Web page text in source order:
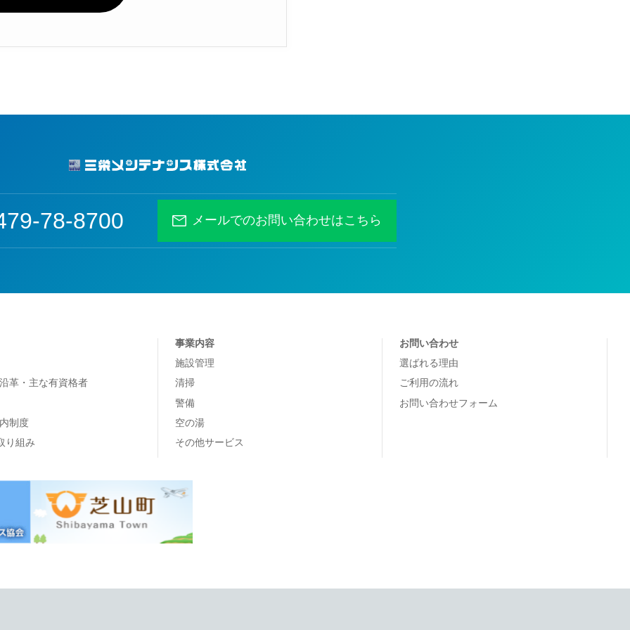
78-8700 メールでのお問い合わせはこちら
革・主な有資格者
制度
り組み
事業内容
施設管理
清掃
警備
空の湯
その他サービス
お問い合わせ
選ばれる理由
ご利用の流れ
お問い合わせフォーム